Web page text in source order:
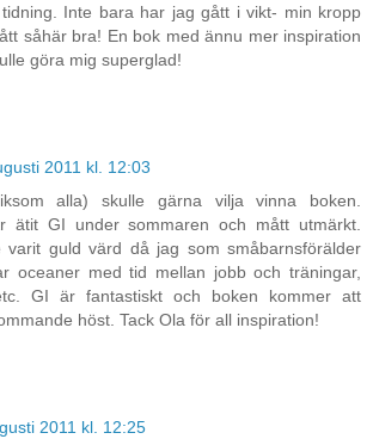
Inte bara har jag gått i vikt- min kropp
såhär bra! En bok med ännu mer inspiration
göra mig superglad!
2011 kl. 12:03
alla) skulle gärna vilja vinna boken.
ätit GI under sommaren och mått utmärkt.
varit guld värd då jag som småbarnsförälder
oceaner med tid mellan jobb och träningar,
GI är fantastiskt och boken kommer att
höst. Tack Ola för all inspiration!
2011 kl. 12:25